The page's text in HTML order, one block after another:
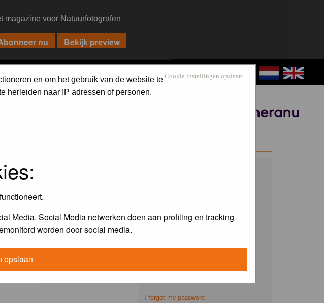
magazine voor Natuurfotografen
Cookie instellingen opslaan
en om het gebruik van de website te
herleiden naar IP adressen of personen.
Media. Social Media netwerken doen aan profiling en tracking
worden door social media.
opslaan
I forgot my password